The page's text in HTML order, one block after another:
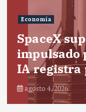
Economía
SpaceX
impulsado
IA registra
agosto 4, 2026